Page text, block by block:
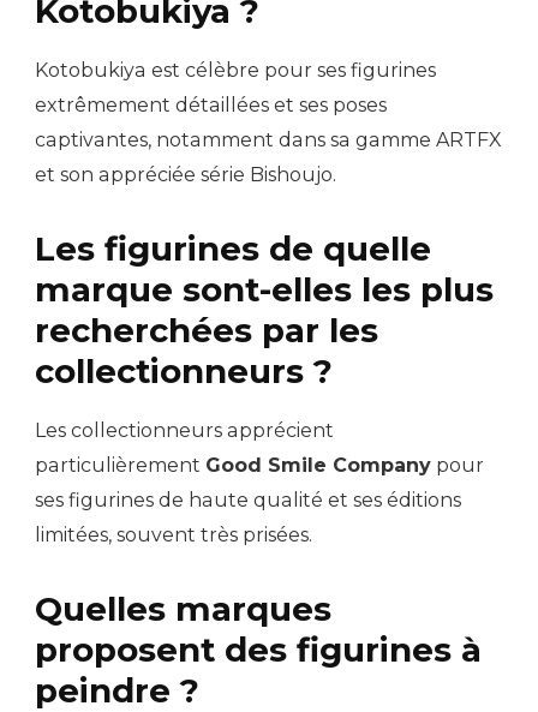
Kotobukiya ?
Kotobukiya est célèbre pour ses figurines
extrêmement détaillées et ses poses
captivantes, notamment dans sa gamme ARTFX
et son appréciée série Bishoujo.
Les figurines de quelle
marque sont-elles les plus
recherchées par les
collectionneurs ?
Les collectionneurs apprécient
particulièrement Good Smile Company pour
ses figurines de haute qualité et ses éditions
limitées, souvent très prisées.
Quelles marques
proposent des figurines à
peindre ?